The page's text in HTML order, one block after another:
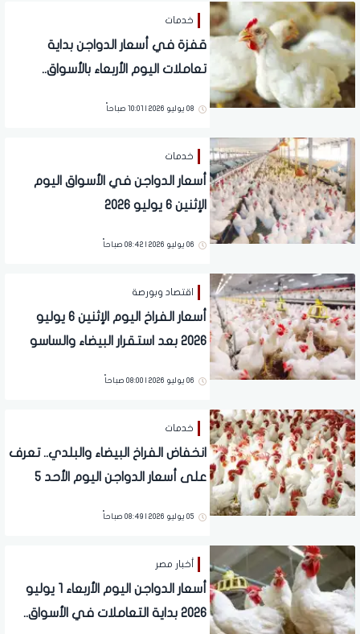
خدمات
قفزة في أسعار الدواجن بداية
تعاملات اليوم الأربعاء بالأسواق..
08 يوليو 2026 | 10:01 صباحاً
خدمات
أسعار الدواجن في الأسواق اليوم
الإثنين 6 يوليو 2026
06 يوليو 2026 | 08:42 صباحاً
اقتصاد وبورصة
أسعار الفراخ اليوم الإثنين 6 يوليو
2026 بعد استقرار البيضاء والساسو
06 يوليو 2026 | 08:00 صباحاً
خدمات
انخفاض الفراخ البيضاء والبلدي.. تعرف
على أسعار الدواجن اليوم الأحد 5
05 يوليو 2026 | 08:49 صباحاً
أخبار مصر
أسعار الدواجن اليوم الأربعاء 1 يوليو
2026 بداية التعاملات في الأسواق..